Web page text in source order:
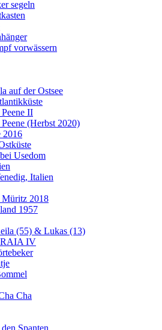
segeln
vorwässern
auf der Ostsee
II
(Herbst 2020)
2016
Usedom
Italien
Müritz 2018
1957
(55) & Lukas (13)
IV
Cha